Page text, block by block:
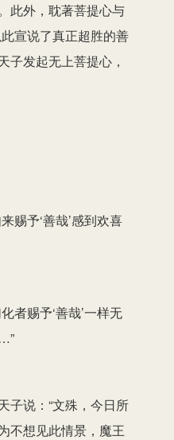
此外，耽著菩提心与
宣说了真正超胜的善
子发起无上菩提心，
赐予‘善哉’感到欢喜
者赐予‘善哉’一样无
子说：“文殊，今日所
不想见此情景，魔王